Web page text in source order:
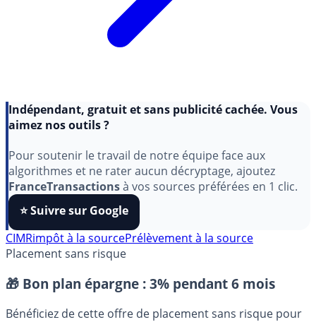
aimez nos outils ?
Pour soutenir le travail de notre équipe face aux
algorithmes et ne rater aucun décryptage, ajoutez
FranceTransactionsà vos sources préférées en 1 clic.
⭐️ Suivre sur Google
Placement sans risque
🎁 Bon plan épargne : 3% pendant 6 mois